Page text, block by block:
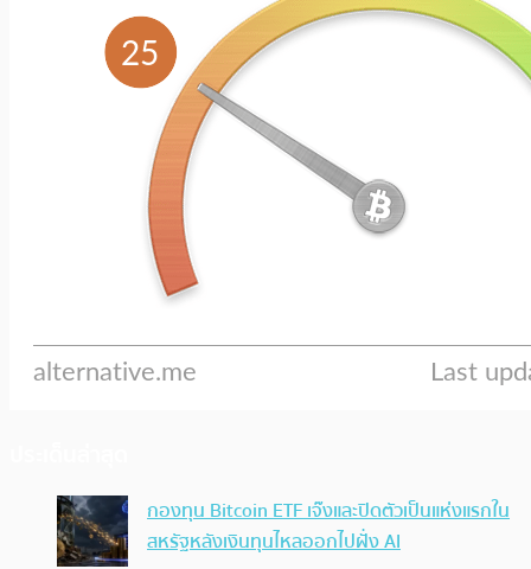
กองทุน Bitcoin ETF เจ๊งและปิดตัวเป็นแห่งแรกใน
สหรัฐหลังเงินทุนไหลออกไปฝั่ง AI